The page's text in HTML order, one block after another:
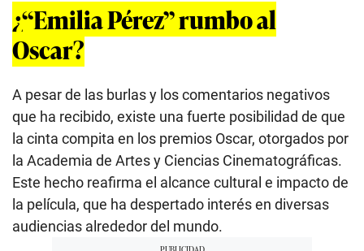
¿“Emilia Pérez” rumbo al
Oscar?
A pesar de las burlas y los comentarios negativos
que ha recibido, existe una fuerte posibilidad de que
la cinta compita en los premios Oscar, otorgados por
la Academia de Artes y Ciencias Cinematográficas.
Este hecho reafirma el alcance cultural e impacto de
la película, que ha despertado interés en diversas
audiencias alrededor del mundo.